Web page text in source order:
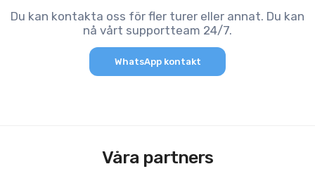
Du kan kontakta oss för fler turer eller annat. Du kan
nå vårt supportteam 24/7.
WhatsApp kontakt
Våra partners